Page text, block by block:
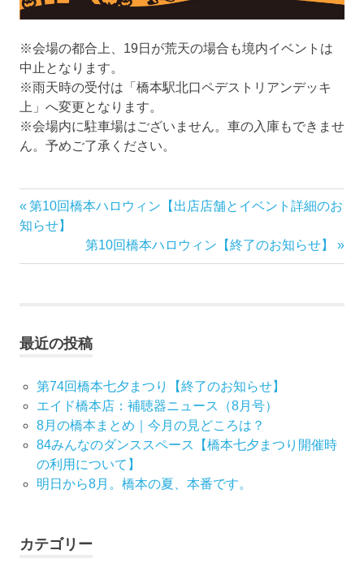
※会場の都合上、19日が荒天の場合も境内イベントは
中止となります。
※雨天時の受付は「橋本駅北口ペデストリアンデッキ
上」へ変更となります。
※会場内に駐車場はございません。車の入庫もできませ
ん。予めご了承ください。
投
ゲ
ー
シ
ョ
ン
前
の
事:
第10回橋本ハロウィン【出店店舗とイベント詳細のお
知らせ】
次
の
第10回橋本ハロウィン【終了のお知らせ】
最近の投稿
第74回橋本七夕まつり【終了のお知らせ】
エイド橋本店：補聴器ニュース（8月号）
8月の橋本まとめ｜今月の見どころは？
84みんなのダンススペース【橋本七夕まつり開催時
の利用について】
明日から8月。橋本の夏、本番です。
カテゴリー